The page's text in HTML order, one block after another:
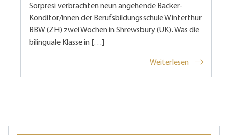
Sorpresi verbrachten neun angehende Bäcker-
Konditor/innen der Berufsbildungsschule Winterthur
BBW (ZH) zwei Wochen in Shrewsbury (UK). Was die
bilinguale Klasse in […]
Weiterlesen